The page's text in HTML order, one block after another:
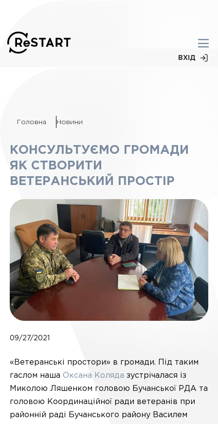
ВХІД
Головна Новини
КОНСУЛЬТУЄМО ГРОМАДИ
ЯК СТВОРИТИ
ВЕТЕРАНСЬКИЙ ПРОСТІР
09/27/2021
«Ветеранські простори» в громади. Під таким
гаслом наша Оксана Коляда зустрічалася із
Миколою Ляшенком головою Бучанської РДА та
головою Координаційної ради ветеранів при
районній раді Бучанського району Василем